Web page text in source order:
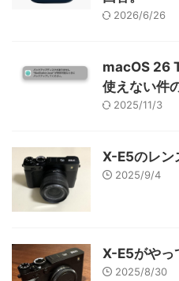
2026/6/26
macOS 26
使えない件
2025/11/3
X-E5のレン
2025/9/4
X-E5がやっ
2025/8/30